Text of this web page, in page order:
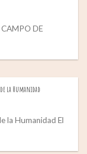
DE
la Humanidad
la Humanidad El